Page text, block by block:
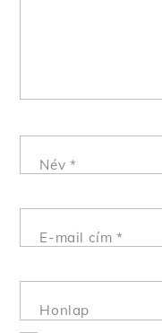
Név *
E-mail cím*
Honlap